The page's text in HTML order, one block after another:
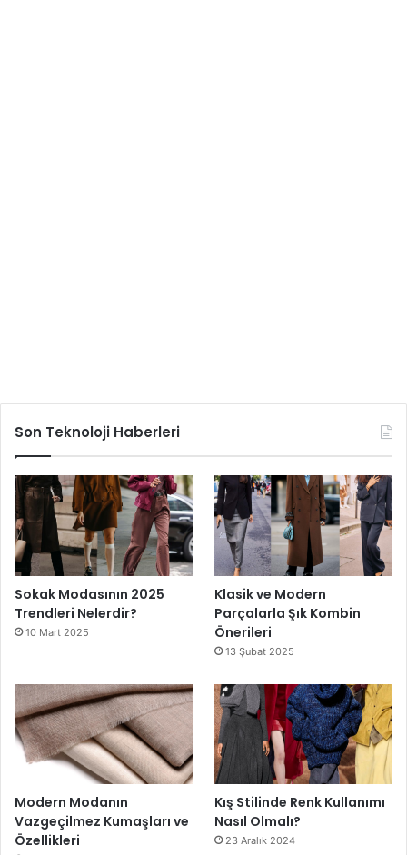
Son Teknoloji Haberleri
Sokak Modasının 2025
Trendleri Nelerdir?
10 Mart 2025
Klasik ve Modern
Parçalarla Şık Kombin
Önerileri
13 Şubat 2025
Modern Modanın
Vazgeçilmez Kumaşları ve
Özellikleri
Kış Stilinde Renk Kullanımı
Nasıl Olmalı?
23 Aralık 2024